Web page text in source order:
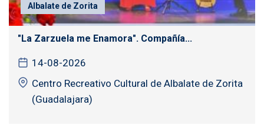
Albalate de Zorita
"La Zarzuela me Enamora". Compañía...
14-08-2026
Centro Recreativo Cultural de Albalate de Zorita
(Guadalajara)